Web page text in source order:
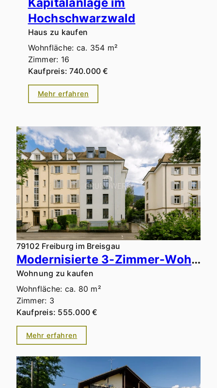
Hochschwarzwald
Haus zu kaufen
Wohnfläche: ca. 354 m²
Zimmer: 16
Kaufpreis: 740.000 €
Mehr erfahren
79102 Freiburg im Breisgau
Modernisierte 3-Zimmer-Wohnung mit traumhaftem Südbalkon und Blick aufs Wasserschlössle in Top-Lage
Wohnung zu kaufen
Wohnfläche: ca. 80 m²
Zimmer: 3
Kaufpreis: 555.000 €
Mehr erfahren